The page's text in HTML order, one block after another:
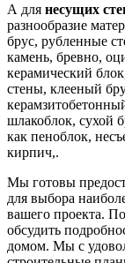
А для несущих
разнообразие
брус, рубленные
камень, бревно,
керамический
стены, клееный
шлакоблок, сухой
как пеноблок,
кирпич,.
Мы готовы
для выбора
вашего проекта.
обсудить
домом. Мы с